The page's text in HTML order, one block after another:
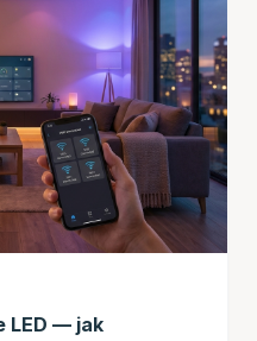
LED — jak